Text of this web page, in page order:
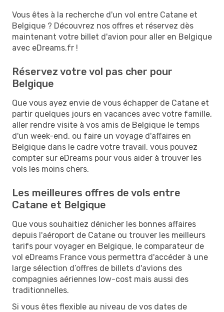
Vous êtes à la recherche d'un vol entre Catane et
Belgique ? Découvrez nos offres et réservez dès
maintenant votre billet d'avion pour aller en Belgique
avec eDreams.fr !
Réservez votre vol pas cher pour
Belgique
Que vous ayez envie de vous échapper de Catane et
partir quelques jours en vacances avec votre famille,
aller rendre visite à vos amis de Belgique le temps
d'un week-end, ou faire un voyage d'affaires en
Belgique dans le cadre votre travail, vous pouvez
compter sur eDreams pour vous aider à trouver les
vols les moins chers.
Les meilleures offres de vols entre
Catane et Belgique
Que vous souhaitiez dénicher les bonnes affaires
depuis l'aéroport de Catane ou trouver les meilleurs
tarifs pour voyager en Belgique, le comparateur de
vol eDreams France vous permettra d'accéder à une
large sélection d’offres de billets d'avions des
compagnies aériennes low-cost mais aussi des
traditionnelles.
Si vous êtes flexible au niveau de vos dates de